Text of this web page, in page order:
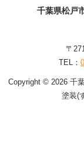
千葉県松戸
〒
TEL：
Copyright © 2026 千
塗装(